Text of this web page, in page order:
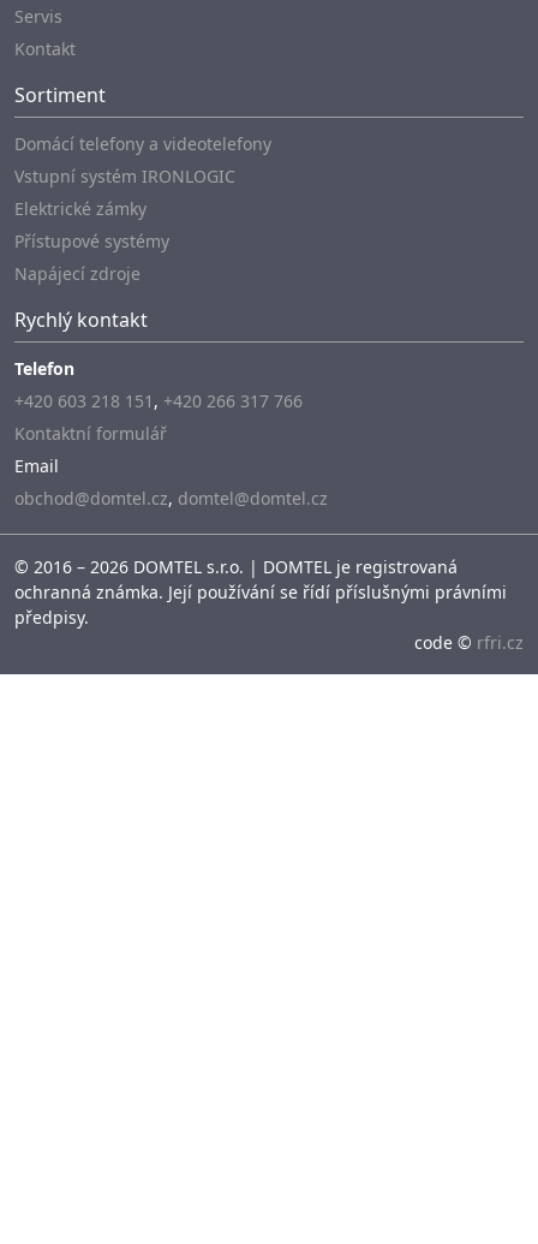
Servis
Kontakt
Sortiment
Domácí telefony a videotelefony
Vstupní systém IRONLOGIC
Elektrické zámky
Přístupové systémy
Napájecí zdroje
Rychlý kontakt
Telefon
+420 603 218 151 , +420 266 317 766
Kontaktní formulář
Email
obchod@domtel.cz, domtel@domtel.cz
© 2016 – 2026 DOMTEL s.r.o. | DOMTEL je registrovaná
ochranná známka. Její používání se řídí příslušnými právními
předpisy.
code © rfri.cz